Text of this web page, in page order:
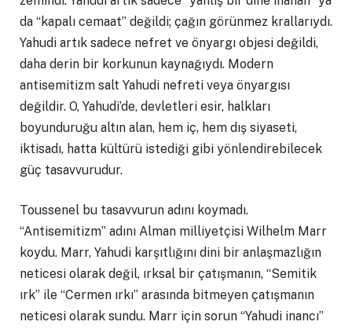
da “kapalı cemaat” değildi; çağın görünmez krallarıydı.
Yahudi artık sadece nefret ve önyargı objesi değildi,
daha derin bir korkunun kaynağıydı. Modern
antisemitizm salt Yahudi nefreti veya önyargısı
değildir. O, Yahudi’de, devletleri esir, halkları
boyunduruğu altın alan, hem iç, hem dış siyaseti,
iktisadı, hatta kültürü istediği gibi yönlendirebilecek
güç tasavvurudur.
Toussenel bu tasavvurun adını koymadı.
“Antisemitizm” adını Alman milliyetçisi Wilhelm Marr
koydu. Marr, Yahudi karşıtlığını dini bir anlaşmazlığın
neticesi olarak değil, ırksal bir çatışmanın, “Semitik
ırk” ile “Cermen ırkı” arasında bitmeyen çatışmanın
neticesi olarak sundu. Marr için sorun “Yahudi inancı”